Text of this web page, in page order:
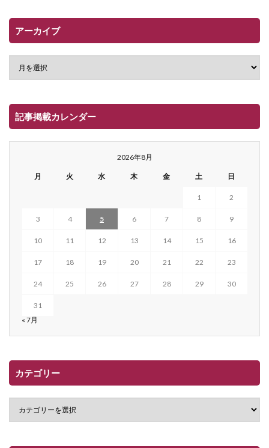
アーカイブ
記事掲載カレンダー
2026年8月
月 火 水 木 金 土 日
1 2
3 4 5 6 7 8 9
10 11 12 13 14 15 16
17 18 19 20 21 22 23
24 25 26 27 28 29 30
31
« 7月
カテゴリー